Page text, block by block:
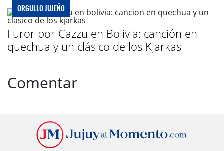
ORGULLO JUJEÑO
Furor por Cazzu en Bolivia: canción en
quechua y un clásico de los Kjarkas
Comentar